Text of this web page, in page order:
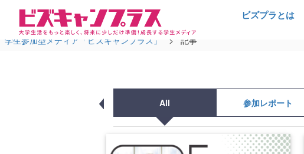
ビズプラとは
学生参加型メディア「ビズキャンプラス」 > 記事
All 参加レポート